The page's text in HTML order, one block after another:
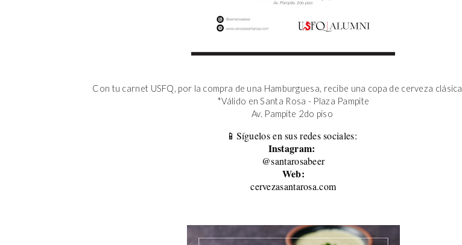
Con tu carnet USFQ, por la compra de una Hamburguesa, recibe una copa de cerveza clásica
*Válido en Santa Rosa - Plaza Pampite
Av. Pampite 2do piso
📱Síguelos en sus redes sociales:
Instagram:
@santarosabeer
Web:
cervezasantarosa.com